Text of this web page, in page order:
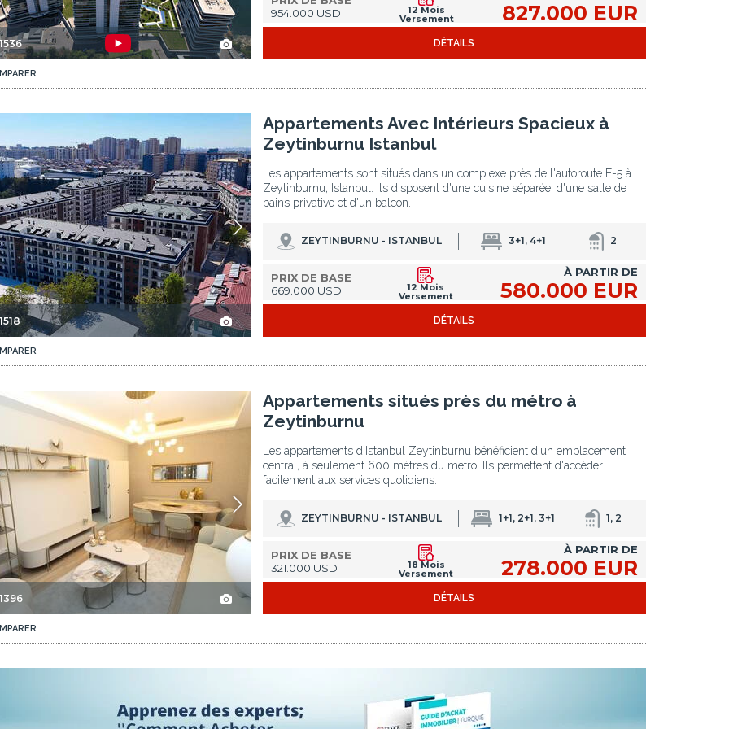
954.000 USD
12 Mois
Versement 827.000 EUR
DÉTAILS
2
Appartements Avec Intérieurs Spacieux À Zeytinburnu Istanbul 3Appartements Avec Intérieurs Spacieux à
Zeytinburnu Istanbul
Les appartements sont situés dans un complexe près de l'autoroute E-5 à
Zeytinburnu, Istanbul. Ils disposent d'une cuisine séparée, d'une salle de
bains privative et d'un balcon.
ZEYTINBURNU - ISTANBUL 3+1, 4+1 2
PRIX DE BASE
669.000 USD
12 Mois
Versement
À PARTIR DE
580.000 EUR
DÉTAILS
Appartements Situés Près Du Métro À Zeytinburnu 3
Appartements situés près du métro à
Zeytinburnu
Les appartements d'Istanbul Zeytinburnu bénéficient d'un emplacement
central, à seulement 600 mètres du métro. Ils permettent d'accéder
facilement aux services quotidiens.
ZEYTINBURNU - ISTANBUL 1+1, 2+1, 3+1 1, 2
PRIX DE BASE
321.000 USD
18 Mois
Versement
À PARTIR DE
278.000 EUR
DÉTAILS